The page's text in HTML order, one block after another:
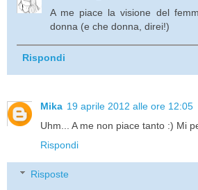
A me piace la visione del
donna (e che donna, direi!)
Rispondi
Mika 19 aprile 2012 alle ore 12:05
Uhm... A me non piace tanto :) Mi
Rispondi
Risposte